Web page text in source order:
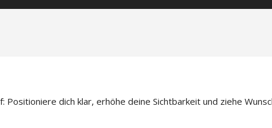
dich klar, erhöhe deine Sichtbarkeit und ziehe